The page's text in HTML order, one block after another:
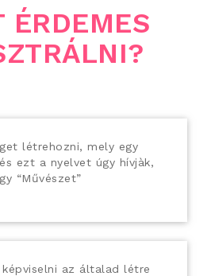
ÉRDEMES
létrehozni, mely egy
ezt a nyelvet úgy hívjàk,
“Művészet”
az általad létre